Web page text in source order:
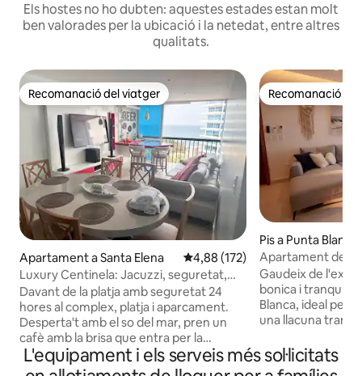
Els hostes no ho dubten: aquestes estades estan molt
ben valorades per la ubicació i la netedat, entre altres
qualitats.
Recomanació del viatger
Recomanació del viatger
Apartament a Santa Elena 4,88 de puntuació mitjana d'un
4,88 (172)
Luxury Centinela: Jacuzzi, seguretat,
A/C, aparcament
Davant de la platja amb seguretat 24
hores al complex, platja i aparcament.
Desperta't amb el so del mar, pren un
cafè amb la brisa que entra per la
finestra i sent com el temps s'atura ♥
⭐Inclou: A 3 minuts a peu de la platja
Recomanació
Recomanació
Pis a Punta Blanca
Apartament de
platja privada |
Gaudeix de
bonica i
Blanca, ideal per
una llacuna
directe a la
apartament
L'equipament i els serveis més sol·licitats